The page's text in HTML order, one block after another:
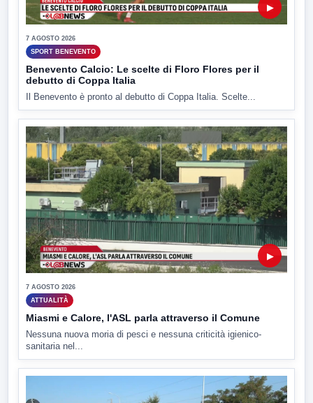
▶
7 AGOSTO 2026
SPORT BENEVENTO
Benevento Calcio: Le scelte di Floro Flores per il
debutto di Coppa Italia
Il Benevento è pronto al debutto di Coppa Italia. Scelte...
▶
7 AGOSTO 2026
ATTUALITÀ
Miasmi e Calore, l'ASL parla attraverso il Comune
Nessuna nuova moria di pesci e nessuna criticità igienico-
sanitaria nel...